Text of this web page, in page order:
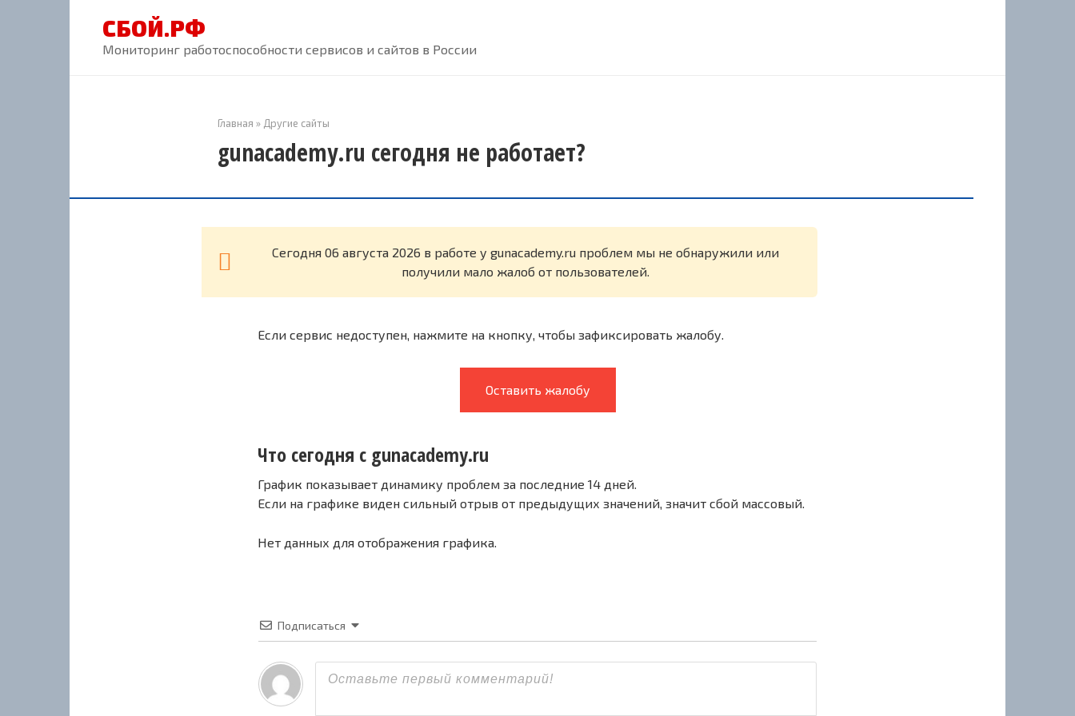
СБОЙ.РФ
Мониторинг работоспособности сервисов и сайтов в России
Главная » Другие сайты
gunacademy.ru сегодня не работает?
Cегодня 06 августа 2026 в работе у gunacademy.ru проблем мы не обнаружили или
получили мало жалоб от пользователей.
Если сервис недоступен, нажмите на кнопку, чтобы зафиксировать жалобу.
Оставить жалобу
Что сегодня с gunacademy.ru
График показывает динамику проблем за последние 14 дней.
Если на графике виден сильный отрыв от предыдущих значений, значит сбой массовый.
Нет данных для отображения графика.
Подписаться